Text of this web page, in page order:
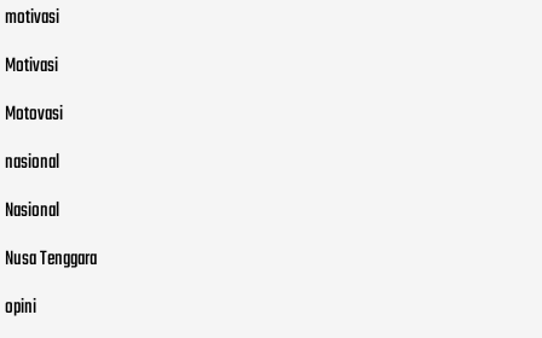
motivasi
Motivasi
Motovasi
nasional
Nasional
Nusa Tenggara
opini